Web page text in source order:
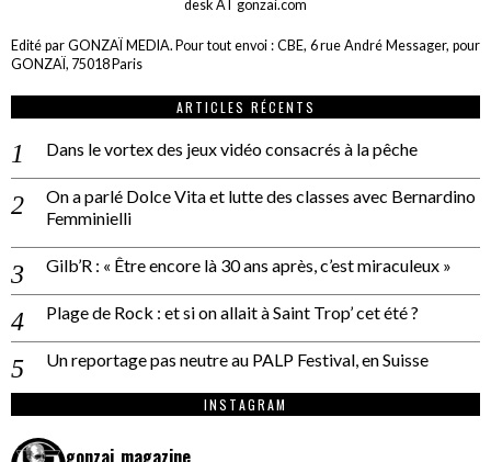
desk AT gonzai.com
Edité par GONZAÏ MEDIA. Pour tout envoi : CBE, 6 rue André Messager, pour
GONZAÏ, 75018 Paris
ARTICLES RÉCENTS
Dans le vortex des jeux vidéo consacrés à la pêche
On a parlé Dolce Vita et lutte des classes avec Bernardino
Femminielli
Gilb’R : « Être encore là 30 ans après, c’est miraculeux »
Plage de Rock : et si on allait à Saint Trop’ cet été ?
Un reportage pas neutre au PALP Festival, en Suisse
INSTAGRAM
gonzai_magazine